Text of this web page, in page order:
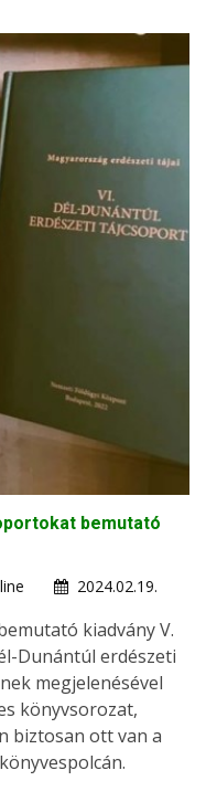
bemutató
2024.02.19.
kiadvány V.
Dunántúl erdészeti
megjelenésével
könyvsorozat,
biztosan ott van a